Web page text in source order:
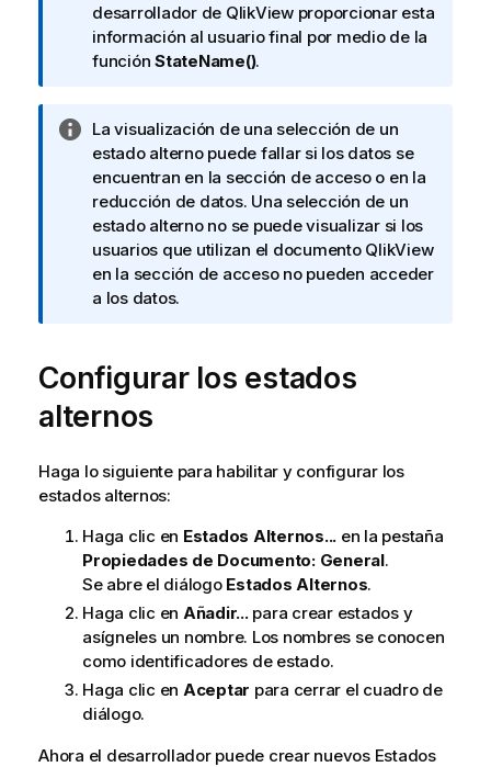
r
m
a
v
a
desarrollador de QlikView proporcionar esta
información al usuario final por medio de la
función StateName().
N
o
t
a
i
n
f
o
a
t
i
a
La visualización de una selección de un
estado alterno puede fallar si los datos se
encuentran en la sección de acceso o en la
reducción de datos. Una selección de un
estado alterno no se puede visualizar si los
usuarios que utilizan el documento QlikView
en la sección de acceso no pueden acceder
a los datos.
Configurar los estados
alternos
Haga lo siguiente para habilitar y configurar los
estados alternos:
Haga clic en Estados Alternos... en la pestaña
Propiedades de Documento: General.
Se abre el diálogo Estados Alternos.
Haga clic en Añadir...para crear estados y
asígneles un nombre. Los nombres se conocen
como identificadores de estado.
Haga clic en Aceptar para cerrar el cuadro de
diálogo.
Ahora el desarrollador puede crear nuevos Estados